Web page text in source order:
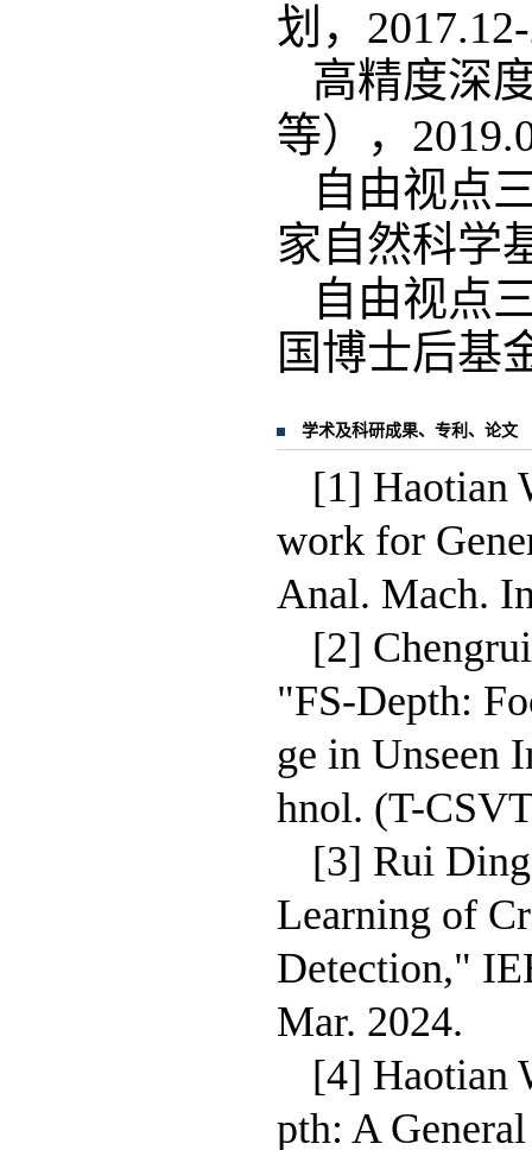
划，
高精度深
等），
自由视点
家自然科学
自由视点
国博士后基
学术及科研成果、专利、论文
[1] Haotian
work for
Anal. Mach.
[2]
"FS-Depth:
ge in Unseen
hnol. (T-
[3] Rui
Learning of
Detection,"
Mar. 2024.
[4] Haotian
pth: A